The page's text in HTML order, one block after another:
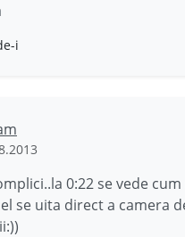
i
0:22 se vede
el se uita direct a camera